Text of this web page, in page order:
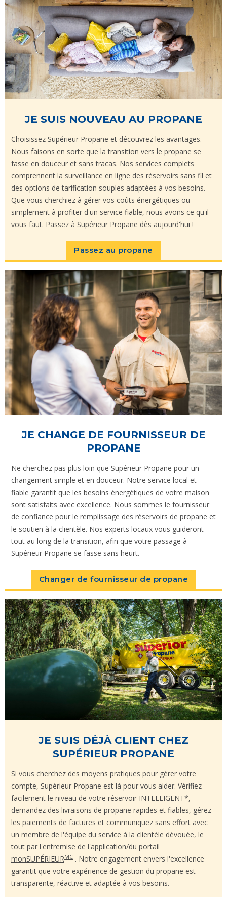
JE SUIS NOUVEAU AU PROPANE
Choisissez Supérieur Propane et découvrez les avantages.
Nous faisons en sorte que la transition vers le propane se
fasse en douceur et sans tracas. Nos services complets
comprennent la surveillance en ligne des réservoirs sans fil et
des options de tarification souples adaptées à vos besoins.
Que vous cherchiez à gérer vos coûts énergétiques ou
simplement à profiter d'un service fiable, nous avons ce qu'il
vous faut. Passez à Supérieur Propane dès aujourd'hui !
Passez au propane
JE CHANGE DE FOURNISSEUR DE
PROPANE
Ne cherchez pas plus loin que Supérieur Propane pour un
changement simple et en douceur. Notre service local et
fiable garantit que les besoins énergétiques de votre maison
sont satisfaits avec excellence. Nous sommes le fournisseur
de confiance pour le remplissage des réservoirs de propane et
le soutien à la clientèle. Nos experts locaux vous guideront
tout au long de la transition, afin que votre passage à
Supérieur Propane se fasse sans heurt.
Changer de fournisseur de propane
JE SUIS DÉJÀ CLIENT CHEZ
SUPÉRIEUR PROPANE
Si vous cherchez des moyens pratiques pour gérer votre
compte, Supérieur Propane est là pour vous aider. Vérifiez
facilement le niveau de votre réservoir INTELLIGENT*,
demandez des livraisons de propane rapides et fiables, gérez
les paiements de factures et communiquez sans effort avec
un membre de l'équipe du service à la clientèle dévouée, le
tout par l'entremise de l'application/du portail
monSUPÉRIEURMC . Notre engagement envers l'excellence
garantit que votre expérience de gestion du propane est
transparente, réactive et adaptée à vos besoins.